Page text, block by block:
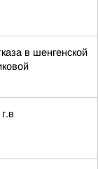
в шенгенской